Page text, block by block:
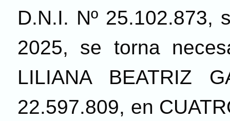
D.N.I. Nº25.102.873,
2025, se torna
LILIANA BEATRIZ
22.597.809, en